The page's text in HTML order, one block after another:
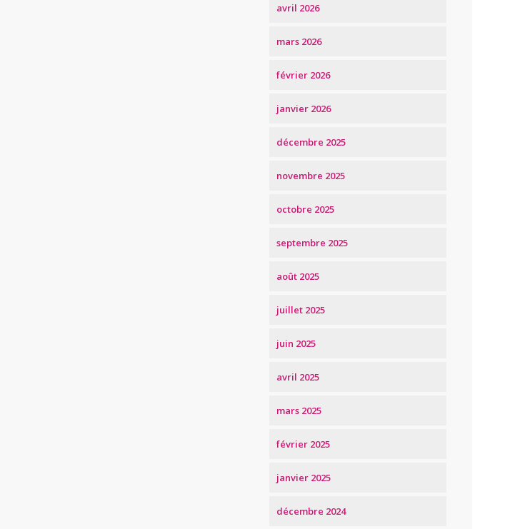
avril 2026
mars 2026
février 2026
janvier 2026
décembre 2025
novembre 2025
octobre 2025
septembre 2025
août 2025
juillet 2025
juin 2025
avril 2025
mars 2025
février 2025
janvier 2025
décembre 2024